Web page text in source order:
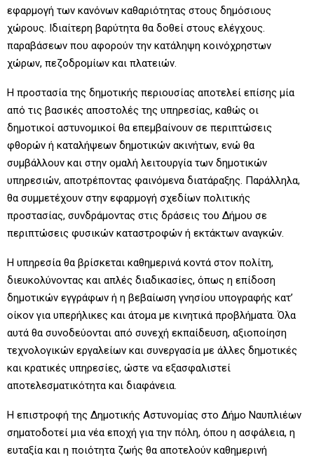
εφαρμογή των κανόνων καθαριότητας στους δημόσιους
χώρους. Ιδιαίτερη βαρύτητα θα δοθεί στους ελέγχους.
παραβάσεων που αφορούν την κατάληψη κοινόχρηστων
χώρων, πεζοδρομίων και πλατειών.
Η προστασία της δημοτικής περιουσίας αποτελεί επίσης μία
από τις βασικές αποστολές της υπηρεσίας, καθώς οι
δημοτικοί αστυνομικοί θα επεμβαίνουν σε περιπτώσεις
φθορών ή καταλήψεων δημοτικών ακινήτων, ενώ θα
συμβάλλουν και στην ομαλή λειτουργία των δημοτικών
υπηρεσιών, αποτρέποντας φαινόμενα διατάραξης. Παράλληλα,
θα συμμετέχουν στην εφαρμογή σχεδίων πολιτικής
προστασίας, συνδράμοντας στις δράσεις του Δήμου σε
περιπτώσεις φυσικών καταστροφών ή εκτάκτων αναγκών.
Η υπηρεσία θα βρίσκεται καθημερινά κοντά στον πολίτη,
διευκολύνοντας και απλές διαδικασίες, όπως η επίδοση
δημοτικών εγγράφων ή η βεβαίωση γνησίου υπογραφής κατ’
οίκον για υπερήλικες και άτομα με κινητικά προβλήματα. Όλα
αυτά θα συνοδεύονται από συνεχή εκπαίδευση, αξιοποίηση
τεχνολογικών εργαλείων και συνεργασία με άλλες δημοτικές
και κρατικές υπηρεσίες, ώστε να εξασφαλιστεί
αποτελεσματικότητα και διαφάνεια.
Η επιστροφή της Δημοτικής Αστυνομίας στο Δήμο Ναυπλιέων
σηματοδοτεί μια νέα εποχή για την πόλη, όπου η ασφάλεια, η
ευταξία και η ποιότητα ζωής θα αποτελούν καθημερινή